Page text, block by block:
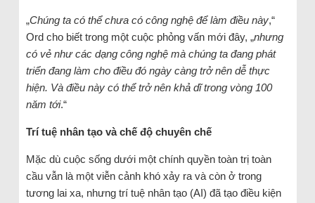
„Chúng ta có thể chưa có công nghệ để làm điều này,“
Ord cho biết trong một cuộc phỏng vấn mới đây, „nhưng
có vẻ như các dạng công nghệ mà chúng ta đang phát
triển đang làm cho điều đó ngày càng trở nên dễ thực
hiện. Và điều này có thể trở nên khả dĩ trong vòng 100
năm tới.“
Trí tuệ nhân tạo và chế độ chuyên chế
Mặc dù cuộc sống dưới một chính quyền toàn trị toàn
cầu vẫn là một viễn cảnh khó xảy ra và còn ở trong
tương lai xa, nhưng trí tuệ nhân tạo (AI) đã tạo điều kiện